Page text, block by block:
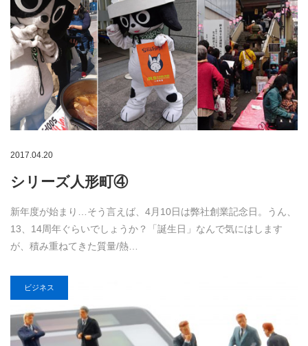
2017.04.20
シリーズ人形町④
新年度が始まり…そう言えば、4月10日は弊社創業記念日。うん、
13、14周年ぐらいでしょうか？「誕生日」なんで気にはします
が、積み重ねてきた質量/熱…
ビジネス